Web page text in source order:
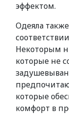
эффектом.
Одеяла
Некоторым
которые не
которые
комфорт в